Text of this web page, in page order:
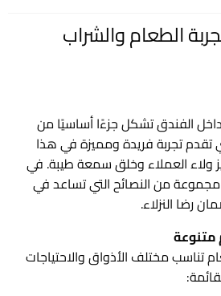
الطعام والشراب
الفندق تشكل جزءًا أساسيًا من
تقدم تجربة فريدة ومميزة في هذا
ولاء العملاء وخلق سمعة طيبة. في
من النصائح التي تساعد في
رضا النزلاء.
تناسب مختلف الأذواق والاحتياجات